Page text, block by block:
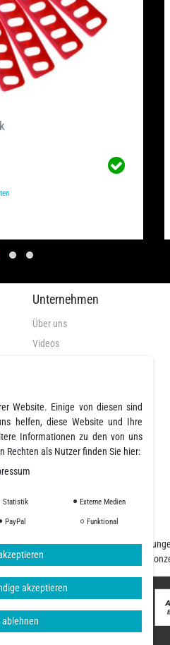
Unternehmen
Über uns
Videos
Widerrufsrecht
Widerrufsformular
Impressum
an Fasern, Geweben,
begleitet Sie von der Planung und
Website. Einige von diesen sind
helfen, diese Website und Ihre
Informationen zu den von uns
Rechten als Nutzer finden Sie hier:
Statistik Externe Medien
PayPal Funktional
akzeptieren
ablehnen